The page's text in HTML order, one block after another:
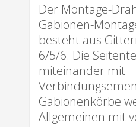
Der Montage-
Gabionen-
besteht aus
6/5/6. Die
miteinander mit
Gabionenkörbe
Allgemeinen mit